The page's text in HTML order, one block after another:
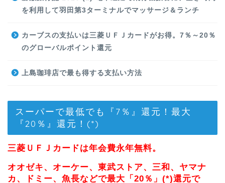
を利用して羽田第3ターミナルでマッサージ＆ランチ
カーブスの支払いは三菱ＵＦＪカードがお得。7％～20％
のグローバルポイント還元
上島珈琲店で最も得する支払い方法
スーパーで最低でも『7％』還元！最大
『20％』還元！(*)
三菱ＵＦＪカードは年会費永年無料。
オオゼキ、オーケー、東武ストア、三和、ヤマナ
カ、ドミー、魚長などで最大「20％」(*)還元で